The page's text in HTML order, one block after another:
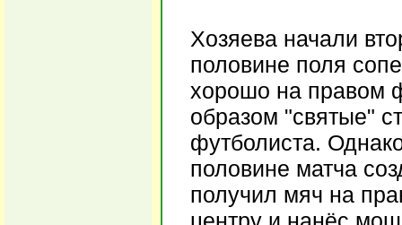
Хозяева начали
половине поля
хорошо на правом
образом "святые"
футболиста.
половине матча
получил мяч на